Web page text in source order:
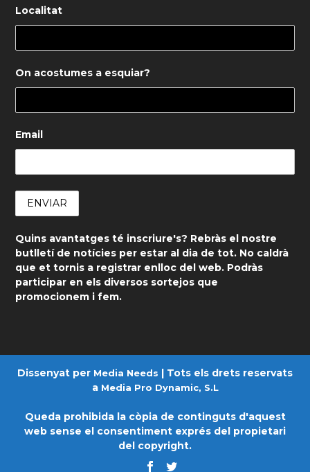
Localitat
On acostumes a esquiar?
Email
Quins avantatges té inscriure's? Rebràs el nostre
butlletí de notícies per estar al dia de tot. No caldrà
que et tornis a registrar enlloc del web. Podràs
participar en els diversos sortejos que
promocionem i fem.
Dissenyat per Media Needs | Tots els drets reservats
a Media Pro Dynamic, S.L
Queda prohibida la còpia de continguts d'aquest
web sense el consentiment exprés del propietari
del copyright.